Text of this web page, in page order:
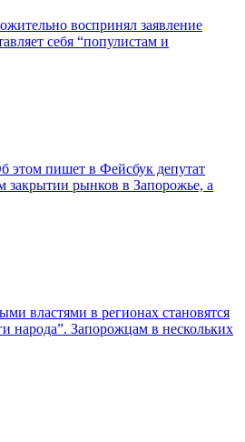
воспринял заявление
себя “популистам и
этом пишет в Фейсбук депутат
закрытии рынков в Запорожье, а
властями в регионах становятся
народа”. Запорожцам в нескольких